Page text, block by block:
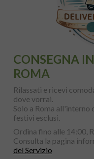
CONSEGNA
ROMA
Rilassati e ricevi
dove vorrai.
Solo a Roma all'interno
festivi esclusi.
Ordina fino alle 14:00,
Consulta la pagina
del Servizio